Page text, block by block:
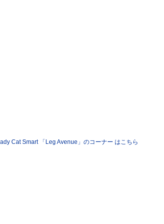
Cat Smart 「Leg Avenue」のコーナー はこちら